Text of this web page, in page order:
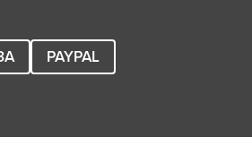
PAYPAL